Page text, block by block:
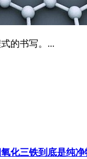
的书写。...
氧化三铁到底是纯